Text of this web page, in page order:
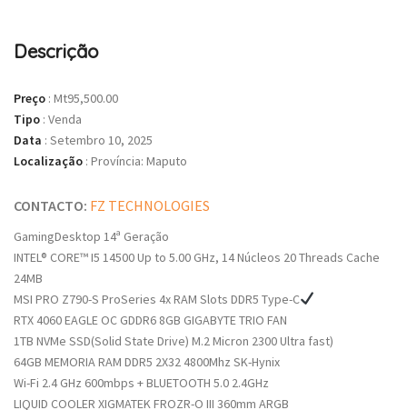
Descrição
Preço : Mt95,500.00
Tipo : Venda
Data : Setembro 10, 2025
Localização : Província: Maputo
CONTACTO: FZ TECHNOLOGIES
GamingDesktop 14ª Geração
INTEL® CORE™ I5 14500 Up to 5.00 GHz, 14 Núcleos 20 Threads Cache
24MB
MSI PRO Z790-S ProSeries 4x RAM Slots DDR5 Type-C
RTX 4060 EAGLE OC GDDR6 8GB GIGABYTE TRIO FAN
1TB NVMe SSD(Solid State Drive) M.2 Micron 2300 Ultra fast)
64GB MEMORIA RAM DDR5 2X32 4800Mhz SK-Hynix
Wi-Fi 2.4 GHz 600mbps + BLUETOOTH 5.0 2.4GHz
LIQUID COOLER XIGMATEK FROZR-O III 360mm ARGB